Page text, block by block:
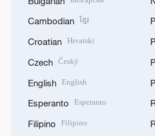
Cambodian ខ្មែរ
Croatian Hrvatski
Czech Český
English English
Esperanto Esperanto
Filipino Filipino